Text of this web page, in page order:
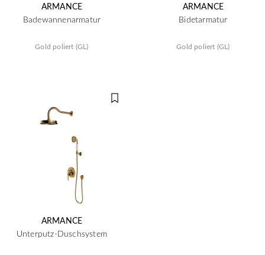
ARMANCE
Badewannenarmatur
Gold poliert (GL)
ARMANCE
Bidetarmatur
Gold poliert (GL)
ARMANCE
Unterputz-Duschsystem